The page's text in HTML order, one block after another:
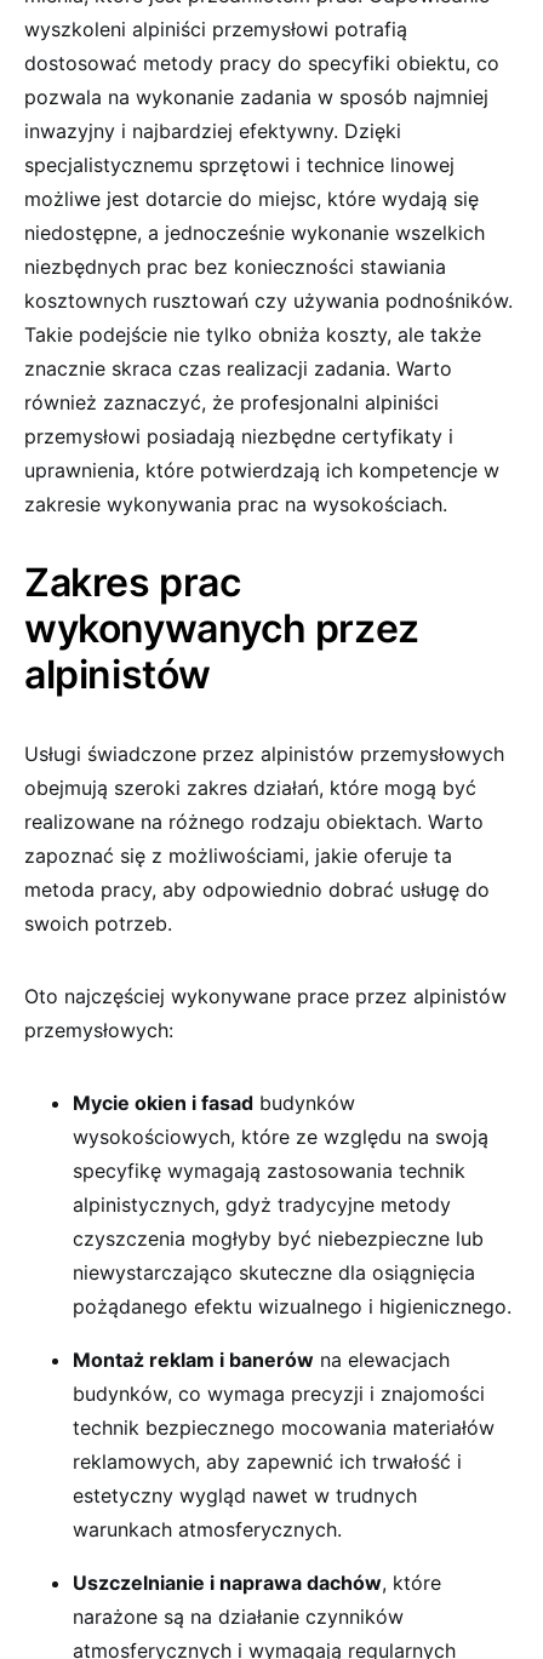
wyszkoleni alpiniści przemysłowi potrafią
dostosować metody pracy do specyfiki obiektu, co
pozwala na wykonanie zadania w sposób najmniej
inwazyjny i najbardziej efektywny. Dzięki
specjalistycznemu sprzętowi i technice linowej
możliwe jest dotarcie do miejsc, które wydają się
niedostępne, a jednocześnie wykonanie wszelkich
niezbędnych prac bez konieczności stawiania
kosztownych rusztowań czy używania podnośników.
Takie podejście nie tylko obniża koszty, ale także
znacznie skraca czas realizacji zadania. Warto
również zaznaczyć, że profesjonalni alpiniści
przemysłowi posiadają niezbędne certyfikaty i
uprawnienia, które potwierdzają ich kompetencje w
zakresie wykonywania prac na wysokościach.
Zakres prac
wykonywanych przez
alpinistów
Usługi świadczone przez alpinistów przemysłowych
obejmują szeroki zakres działań, które mogą być
realizowane na różnego rodzaju obiektach. Warto
zapoznać się z możliwościami, jakie oferuje ta
metoda pracy, aby odpowiednio dobrać usługę do
swoich potrzeb.
Oto najczęściej wykonywane prace przez alpinistów
przemysłowych:
Mycie okien i fasad budynków
wysokościowych, które ze względu na swoją
specyfikę wymagają zastosowania technik
alpinistycznych, gdyż tradycyjne metody
czyszczenia mogłyby być niebezpieczne lub
niewystarczająco skuteczne dla osiągnięcia
pożądanego efektu wizualnego i higienicznego.
Montaż reklam i banerów na elewacjach
budynków, co wymaga precyzji i znajomości
technik bezpiecznego mocowania materiałów
reklamowych, aby zapewnić ich trwałość i
estetyczny wygląd nawet w trudnych
warunkach atmosferycznych.
Uszczelnianie i naprawa dachów, które
narażone są na działanie czynników
atmosferycznych i wymagają regularnych